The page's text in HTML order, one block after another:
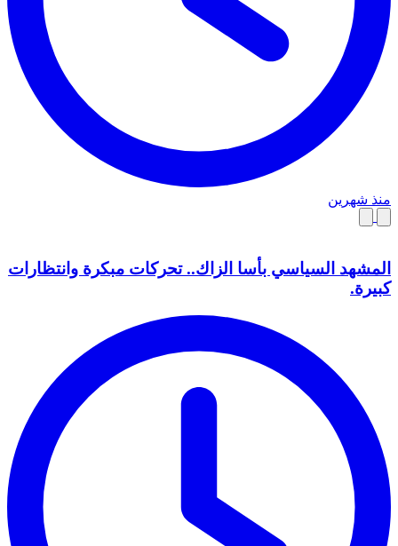
منذ شهرين
المشهد السياسي بأسا الزاك.. تحركات مبكرة وانتظارات
كبيرة.